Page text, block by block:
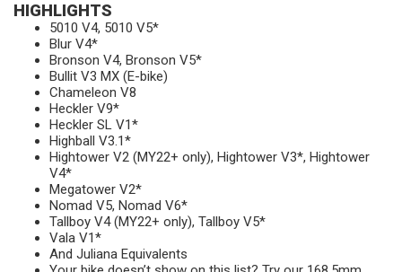
HIGHLIGHTS
5010 V4, 5010 V5*
Blur V4*
Bronson V4, Bronson V5*
Bullit V3 MX (E-bike)
Chameleon V8
Heckler V9*
Heckler SL V1*
Highball V3.1*
Hightower V2 (MY22+ only), Hightower V3*, Hightower
V4*
Megatower V2*
Nomad V5, Nomad V6*
Tallboy V4 (MY22+ only), Tallboy V5*
Vala V1*
And Juliana Equivalents